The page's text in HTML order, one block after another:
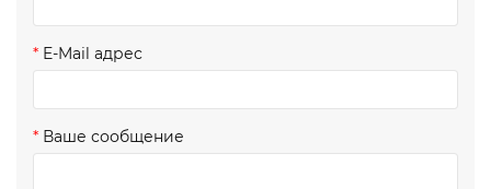
E-Mail адрес
Ваше сообщение